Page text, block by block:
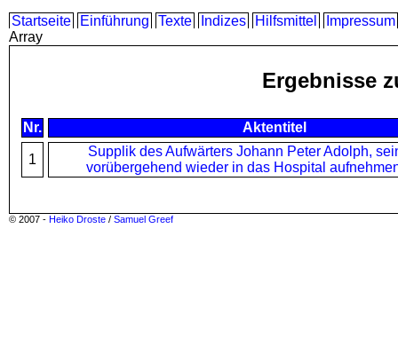
Startseite Einführung Texte Indizes Hilfsmittel
Impressum
Array
Ergebnisse
Nr. Aktentitel
1
Supplik des Aufwärters Johann Peter Adolph,
vorübergehend wieder in das Hospital
© 2007 - Heiko Droste/ Samuel Greef